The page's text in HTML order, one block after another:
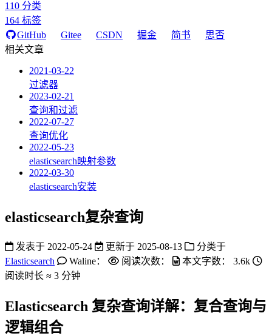
110 分类
164 标签
GitHub
Gitee CSDN 掘金 简书
思否
相关文章
2021-03-22
过滤器
2023-02-21
查询和过滤
2022-07-27
查询优化
2022-05-23
elasticsearch映射参数
2022-03-30
elasticsearch安装
elasticsearch复杂查询
发表于 2022-05-24 更新于 2025-08-13
分类于
Elasticsearch
Waline： 阅读次数： 本文字数：
3.6k
阅读时长 ≈ 3 分钟
Elasticsearch 复杂查询详解：复合查询与
逻辑组合